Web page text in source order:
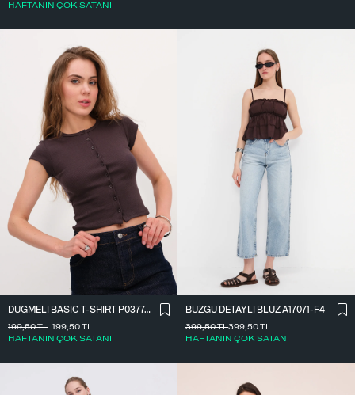
HAFTANIN ÇOK SATANI
DÜĞMELI BASIC T-SHIRT P0377-K12
199,50TL
HAFTANIN ÇOK SATANI
199,50TL
BÜZGÜ DETAYLI BLUZ A17071-F4
399,50TL
HAFTANIN ÇOK SATANI
399,50TL